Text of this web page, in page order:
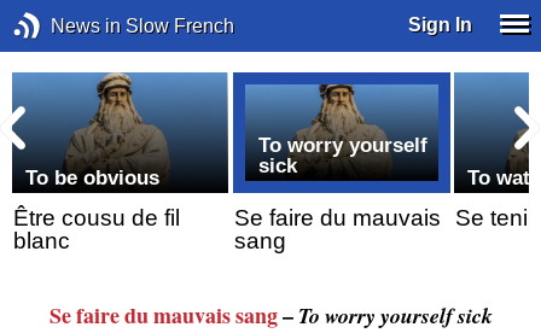
News in Slow French Sign In
To be obvious
Être cousu de fil
blanc
To worry yourself
sick
Se faire du mauvais
sang
To
Se
Se fairedu mauvais sang– To worry yourself sick